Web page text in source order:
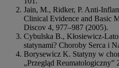
Jain, M., Ridker, P. Anti-
Clinical Evidence and Basic
Discov 4, 977–987 (2005).
Cybulska B., Kłosiewicz-
statynami? Choroby Serca i
Borysewicz K. Statyny w
„Przegląd Reumatologiczny”